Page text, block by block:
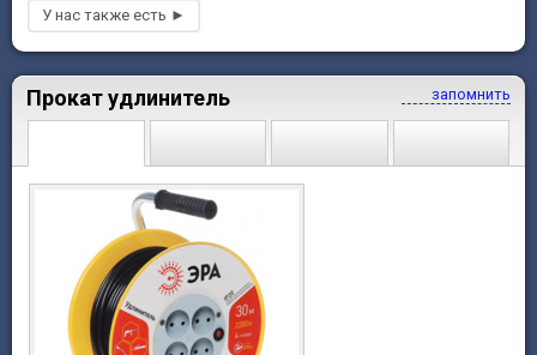
запомнить
Прокат удлинитель